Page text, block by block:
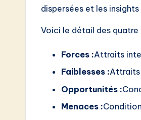
dispersées et les
Voici le détail des quatre
Forces :Attraits
Faiblesses :Attraits
Opportunités :
Menaces :